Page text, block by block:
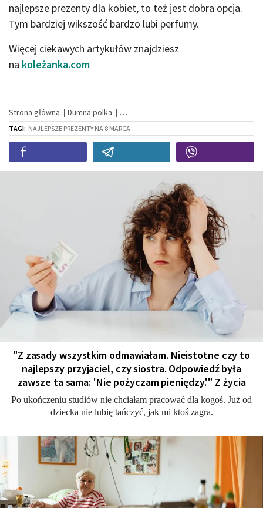
najlepsze prezenty dla kobiet, to też jest dobra opcja.
Tym bardziej wikszość bardzo lubi perfumy.
Więcej ciekawych artykułów znajdziesz
na koleżanka.com
Strona główna Dumna polka
TAGI: NAJLEPSZE PREZENTY NA 8 MARCA
"Z zasady wszystkim odmawiałam. Nieistotne czy to
najlepszy przyjaciel, czy siostra. Odpowiedź była
zawsze ta sama: 'Nie pożyczam pieniędzy.'" Z życia
Po ukończeniu studiów nie chciałam pracować dla kogoś. Już od
dziecka nie lubię tańczyć, jak mi ktoś zagra.